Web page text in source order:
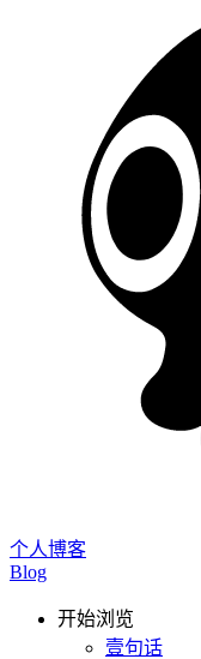
个人博客
Blog
开始浏览
壹句话